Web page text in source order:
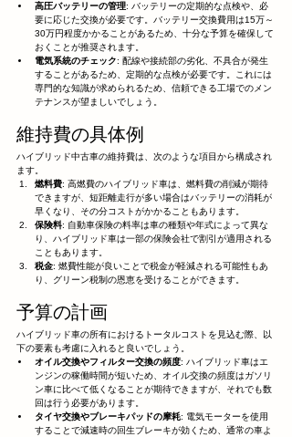
高圧バッテリーの管理: バッテリーの定期的な点検や、必
要に応じた交換が必要です。バッテリー交換費用は15万～
30万円程度かかることがあるため、十分な予算を確保して
おくことが推奨されます。
電気系統のチェック: 配線や接続部の劣化、不具合が発生
することがあるため、定期的な点検が必要です。これには
専門的な知識が求められるため、信頼できる工場でのメン
テナンスが望ましいでしょう。
維持費の具体例
ハイブリッド中古車の維持費は、次のような項目から構成され
ます。
燃料費: 高燃費のハイブリッド車は、燃料費の削減が期待
できますが、短距離走行が多い場合はバッテリーの消耗が
早くなり、その分コストがかかることもあります。
保険料: 自動車保険の料率は車の種類や年式によって異な
り、ハイブリッド車は一部の保険会社で割引が適用される
こともあります。
税金: 燃費性能が良いことで税金が軽減される可能性もあ
り、グリーン税制の恩恵を受けることができます。
予算の計画
ハイブリッド車の所有におけるトータルコストを見込む際、以
下の要素も考慮に入れると良いでしょう。
オイル交換やフィルター交換の頻度: ハイブリッド車はエ
ンジンの稼働時間が短いため、オイル交換の頻度はガソリ
ン車に比べて低くなることが期待できますが、それでも数
回は行う必要があります。
タイヤ交換やブレーキパッドの摩耗: 電気モーターを使用
することで減速時の回生ブレーキが効くため、通常の車よ